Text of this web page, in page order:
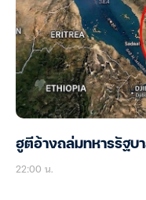
ฮูตีอ้างถล่มทหารรัฐบ
22:00 น.